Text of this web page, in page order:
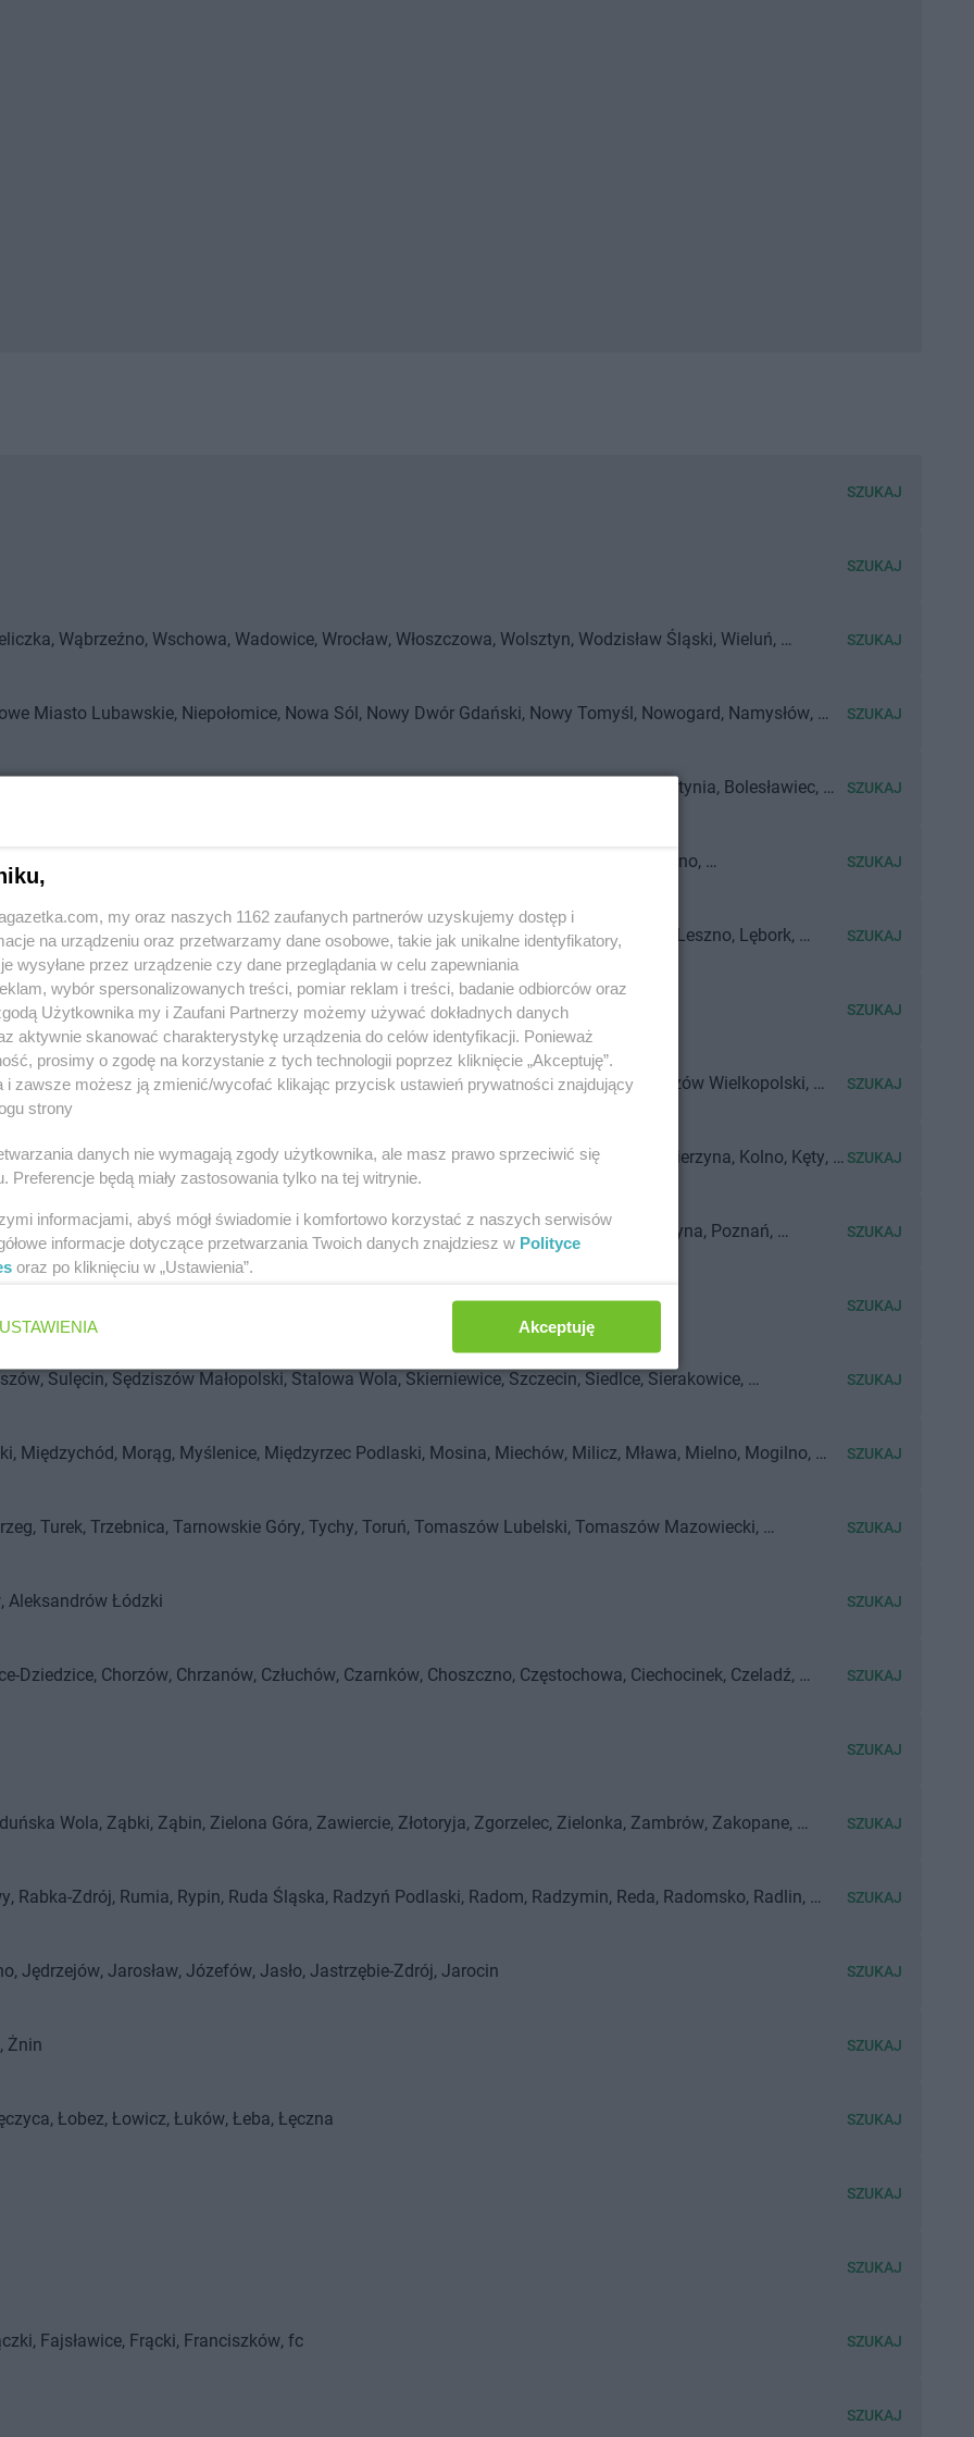
SZUKAJ
SZUKAJ
Wąbrzeźno Wschowa Wadowice Wrocław Włoszczowa Wolsztyn Wodzisław Śląski Wieluń
SZUKAJ
Miasto Lubawskie Niepołomice Nowa Sól Nowy Dwór Gdański Nowy Tomyśl Nowogard Namysłów
SZUKAJ
Bogatynia Bolesławiec
SZUKAJ
Olesno
SZUKAJ
Limanowa Legionowo Lubin Lublin Luboń Lipno Lubań Lubsko Lubawa Leszno Lębork
SZUKAJ
Świdnica Świecie Świebodzin Świebodzice Świętochłowice Śrem SZUKAJ
Giżycko Gliwice Gryfice Gdańsk Gryfino Głogów Gostyń Gdynia Grudziądz
Gorzów Wielkopolski
Grodzisk Mazowiecki
SZUKAJ
Kutno Koziegłowy Kępno Koluszki Krasnystaw Krosno Koszalin Kobyłka Kościerzyna Kolno Kęty
Knurów Krapkowice Kłodawa Kłobuck Krosno Odrzańskie
Kołobrzeg Kamień Pomorski Krotoszyn Kozienice Komorniki Kędzierzyn-Koźle
SZUKAJ
Pruszków Pińczów Pułtusk Pabianice Płock Puck Prudnik Pionki Pleszew Pszczyna Poznań
Płońsk Pruszcz Gdański Piaseczno Polkowice Pyskowice
SZUKAJ
Miasto Dąbrowa Górnicza SZUKAJ
Sulęcin Sędziszów Małopolski Stalowa Wola Skierniewice Szczecin Siedlce Sierakowice
Skawina Sokołów Podlaski
SZUKAJ
Międzychód Morąg Myślenice Międzyrzec Podlaski Mosina Miechów Milicz Mława Mielno Mogilno
SZUKAJ
Turek Trzebnica Tarnowskie Góry Tychy Toruń Tomaszów Lubelski Tomaszów Mazowiecki
SZUKAJ
Aleksandrów Łódzki SZUKAJ
Dziedzice Chorzów Chrzanów Człuchów Czarnków Choszczno Częstochowa Ciechocinek Czeladź
SZUKAJ
SZUKAJ
Wola Ząbki Ząbin Zielona Góra Zawiercie Złotoryja Zgorzelec Zielonka Zambrów Zakopane
SZUKAJ
Rabka-Zdrój Rumia Rypin Ruda Śląska Radzyń Podlaski Radom Radzymin Reda Radomsko Radlin
SZUKAJ
Jędrzejów Jarosław Józefów Jasło Jastrzębie-Zdrój Jarocin SZUKAJ
Żnin SZUKAJ
Łobez Łowicz Łuków Łeba Łęczna SZUKAJ
SZUKAJ
SZUKAJ
Fajsławice Frącki Franciszków fc SZUKAJ
SZUKAJ
my oraz naszych 1162 zaufanych partnerów uzyskujemy dostęp i
na urządzeniu oraz przetwarzamy dane osobowe, takie jak unikalne identyfikatory,
wysyłane przez urządzenie czy dane przeglądania w celu zapewniania
wybór spersonalizowanych treści, pomiar reklam i treści, badanie odbiorców oraz
Użytkownika my i Zaufani Partnerzy możemy używać dokładnych danych
aktywnie skanować charakterystykę urządzenia do celów identyfikacji. Ponieważ
prosimy o zgodę na korzystanie z tych technologii poprzez kliknięcie „Akceptuję”.
i zawsze możesz ją zmienić/wycofać klikając przycisk ustawień prywatności znajdujący
strony
danych nie wymagają zgody użytkownika, ale masz prawo sprzeciwić się
Preferencje będą miały zastosowania tylko na tej witrynie.
informacjami, abyś mógł świadomie i komfortowo korzystać z naszych serwisów
informacje dotyczące przetwarzania Twoich danych znajdziesz w Polityce
oraz po kliknięciu w „Ustawienia”.
USTAWIENIA Akceptuję